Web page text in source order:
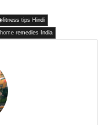
fitness tips Hindi
home remedies India